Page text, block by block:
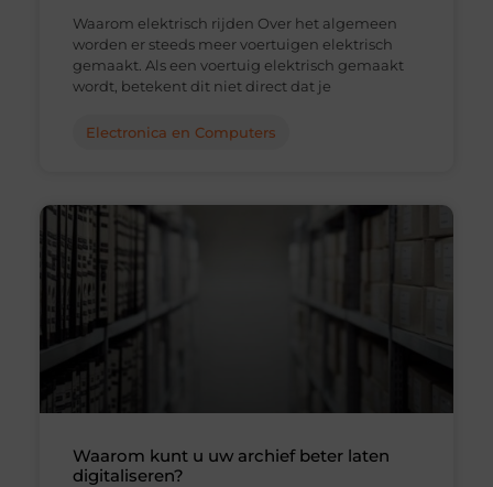
Waarom elektrisch rijden Over het algemeen
worden er steeds meer voertuigen elektrisch
gemaakt. Als een voertuig elektrisch gemaakt
wordt, betekent dit niet direct dat je
Electronica en Computers
Waarom kunt u uw archief beter laten
digitaliseren?